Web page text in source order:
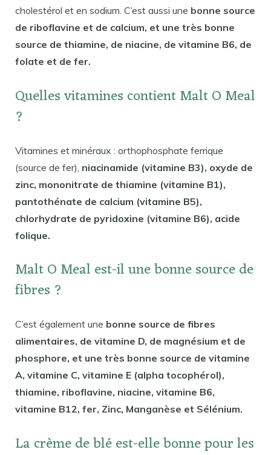
cholestérol et en sodium. C’est aussi une bonne source
de riboflavine et de calcium, et une très bonne
source de thiamine, de niacine, de vitamine B6, de
folate et de fer.
Quelles vitamines contient Malt O Meal
?
Vitamines et minéraux : orthophosphate ferrique
(source de fer), niacinamide (vitamine B3), oxyde de
zinc, mononitrate de thiamine (vitamine B1),
pantothénate de calcium (vitamine B5),
chlorhydrate de pyridoxine (vitamine B6), acide
folique.
Malt O Meal est-il une bonne source de
fibres ?
C’est également une bonne source de fibres
alimentaires, de vitamine D, de magnésium et de
phosphore, et une très bonne source de vitamine
A, vitamine C, vitamine E (alpha tocophérol),
thiamine, riboflavine, niacine, vitamine B6,
vitamine B12, fer, Zinc, Manganèse et Sélénium.
La crème de blé est-elle bonne pour les